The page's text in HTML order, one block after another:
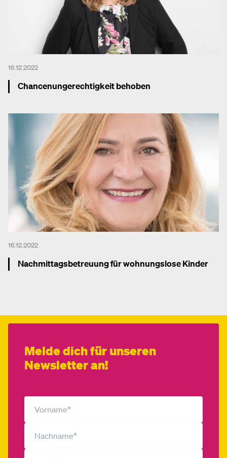
16.12.2022
Chancenungerechtigkeit behoben
16.12.2022
Nachmittagsbetreuung für wohnungslose Kinder
Melde dich für unseren
Newsletter an!